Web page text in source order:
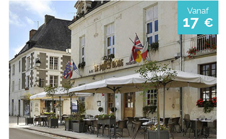
Vanaf
17 €